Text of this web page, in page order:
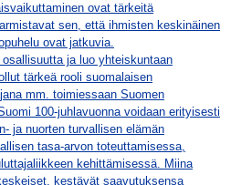
ovat tärkeitä
sen, että ihmisten keskinäinen
ovat jatkuvia.
ja luo yhteiskuntaan
tärkeä rooli suomalaisen
mm. toimiessaan Suomen
100-juhlavuonna voidaan erityisesti
ja nuorten turvallisen elämän
tasa-arvon toteuttamisessa,
kehittämisessä. Miina
kestävät saavutuksensa